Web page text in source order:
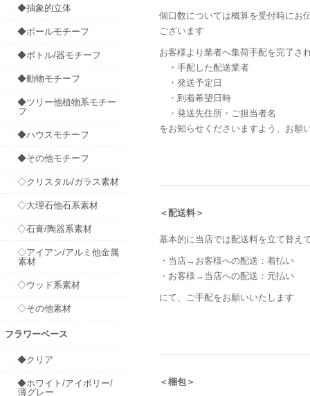
個口数については概算を受付時にお
ございます
お客様より業者へ集荷手配を完了さ
・手配した配送業者
・発送予定日
・到着希望日時
・発送先住所・ご担当者名
をお知らせくださいますよう、お願
＜配送料＞
基本的に当店では配送料を立て替え
・当店→お客様への配送：着払い
・お客様→当店への配送：元払い
にて、ご手配をお願いいたします
＜梱包＞
◆抽象的立体
◆ボールモチーフ
◆ボトル/器モチーフ
◆動物モチーフ
◆ツリー他植物系モチー
フ
◆ハウスモチーフ
◆その他モチーフ
◇クリスタル/ガラス素材
◇大理石他石系素材
◇石膏/陶器系素材
◇アイアン/アルミ他金属
素材
◇ウッド系素材
◇その他素材
フラワーベース
◆クリア
◆ホワイト/アイボリー/
薄グレー